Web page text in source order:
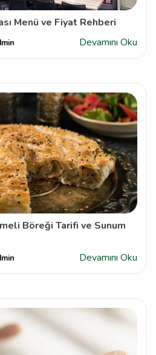
Menü ve Fiyat Rehberi
Devamını Oku
Böreği Tarifi ve Sunum
Devamını Oku